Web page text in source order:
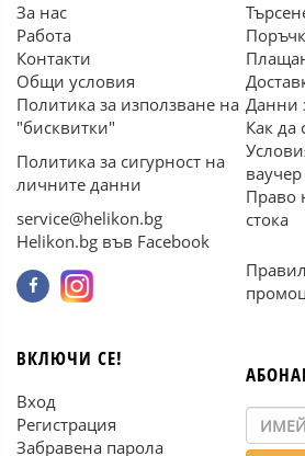
За нас
Работа
Контакти
Общи условия
Политика за използване на
"бисквитки"
Политика за сигурност на
личните данни
service@helikon.bg
Helikon.bg във Facebook
Данни
Как да
ваучер
Право
стока
ВКЛЮЧИ СЕ!
Вход
Регистрация
Забравена парола